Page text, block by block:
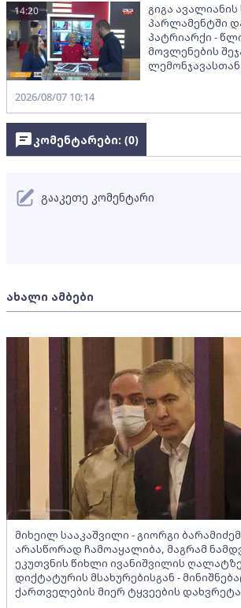
გიგა ავალიანის
პარლამენტში
პატრიარქი -
მოვლენების
14:20
2026/08/07 10:14
ახალი ამბები
მიხეილ სააკაშვილი - გიორგი
არასწორად ჩამოაყალიბა, მაგრამ
ეკუთვნის წიხლი ივანიშვილის
დიქტატურის მსახურებისგან -
ქართველების მიერ ტყვეების
კომენტარები: (0)
გააკეთე კომენტარი